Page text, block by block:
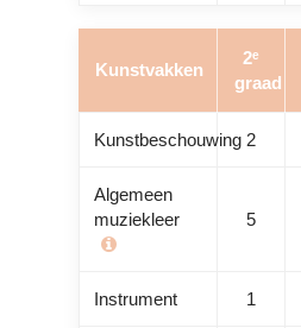
Kunstvakken
2ᵉ
graad
Kunstbeschouwing 2
Algemeen
muziekleer
5
Instrument 1